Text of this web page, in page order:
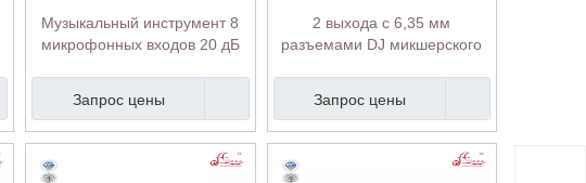
Музыкальный инструмент 8
микрофонных входов 20 дБ
Запрос цены
2 выхода с 6,35 мм
разъемами DJ микшерского
Запрос цены